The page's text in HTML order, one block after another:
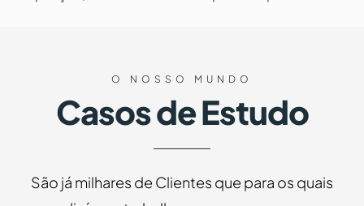
O NOSSO MUNDO
Casos de Estudo
São já milhares de Clientes que para os quais